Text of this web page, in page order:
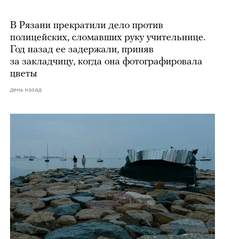
В Рязани прекратили дело против
полицейских, сломавших руку учительнице.
Год назад ее задержали, приняв
за закладчицу, когда она фотографировала
цветы
день назад